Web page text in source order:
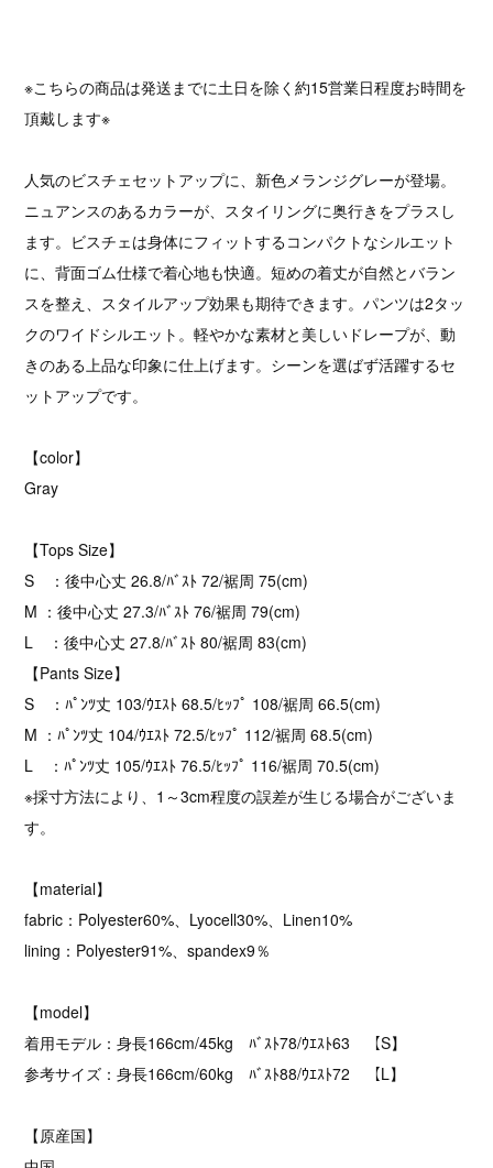
※こちらの商品は発送までに土日を除く約15営業日程度お時間を
頂戴します※
人気のビスチェセットアップに、新色メランジグレーが登場。
ニュアンスのあるカラーが、スタイリングに奥行きをプラスし
ます。ビスチェは身体にフィットするコンパクトなシルエット
に、背面ゴム仕様で着心地も快適。短めの着丈が自然とバラン
スを整え、スタイルアップ効果も期待できます。パンツは2タッ
クのワイドシルエット。軽やかな素材と美しいドレープが、動
きのある上品な印象に仕上げます。シーンを選ばず活躍するセ
ットアップです。
【color】
Gray
【Tops Size】
S ：後中心丈 26.8/ﾊﾞｽﾄ 72/裾周 75(cm)
M ：後中心丈 27.3/ﾊﾞｽﾄ 76/裾周 79(cm)
L ：後中心丈 27.8/ﾊﾞｽﾄ 80/裾周 83(cm)
【Pants Size】
S ：ﾊﾟﾝﾂ丈 103/ｳｴｽﾄ 68.5/ﾋｯﾌﾟ 108/裾周 66.5(cm)
M ：ﾊﾟﾝﾂ丈 104/ｳｴｽﾄ 72.5/ﾋｯﾌﾟ 112/裾周 68.5(cm)
L ：ﾊﾟﾝﾂ丈 105/ｳｴｽﾄ 76.5/ﾋｯﾌﾟ 116/裾周 70.5(cm)
※採寸方法により、1～3cm程度の誤差が生じる場合がございま
す。
【material】
fabric：Polyester60%、Lyocell30%、Linen10%
lining：Polyester91%、spandex9％
【model】
着用モデル：身長166cm/45kg ﾊﾞｽﾄ78/ｳｴｽﾄ63 【S】
参考サイズ：身長166cm/60kg ﾊﾞｽﾄ88/ｳｴｽﾄ72 【L】
【原産国】